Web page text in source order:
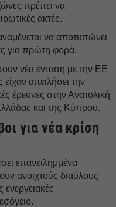
πρέπει να
ακτές.
να αποτυπώνει
για πρώτη φορά.
νέα ένταση με την ΕΕ
απειλήσει την
έρευνες στην Ανατολική
και της Κύπρου.
για νέα κρίση
επανειλημμένα
ανοιχτούς διαύλους
ενεργειακές